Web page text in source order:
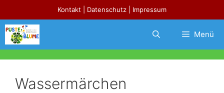
Inhalt
springen
Kontakt Datenschutz Impressum
Menü
Wassermärchen